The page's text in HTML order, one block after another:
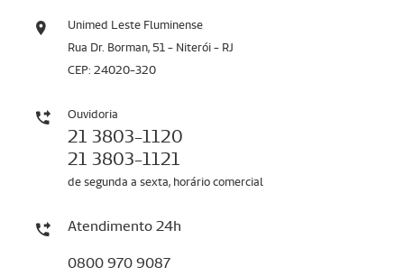
Unimed Leste Fluminense
Rua Dr. Borman, 51 - Niterói - RJ
CEP: 24020-320
Ouvidoria
21 3803-1120
21 3803-1121
de segunda a sexta, horário comercial
Atendimento 24h
0800 970 9087